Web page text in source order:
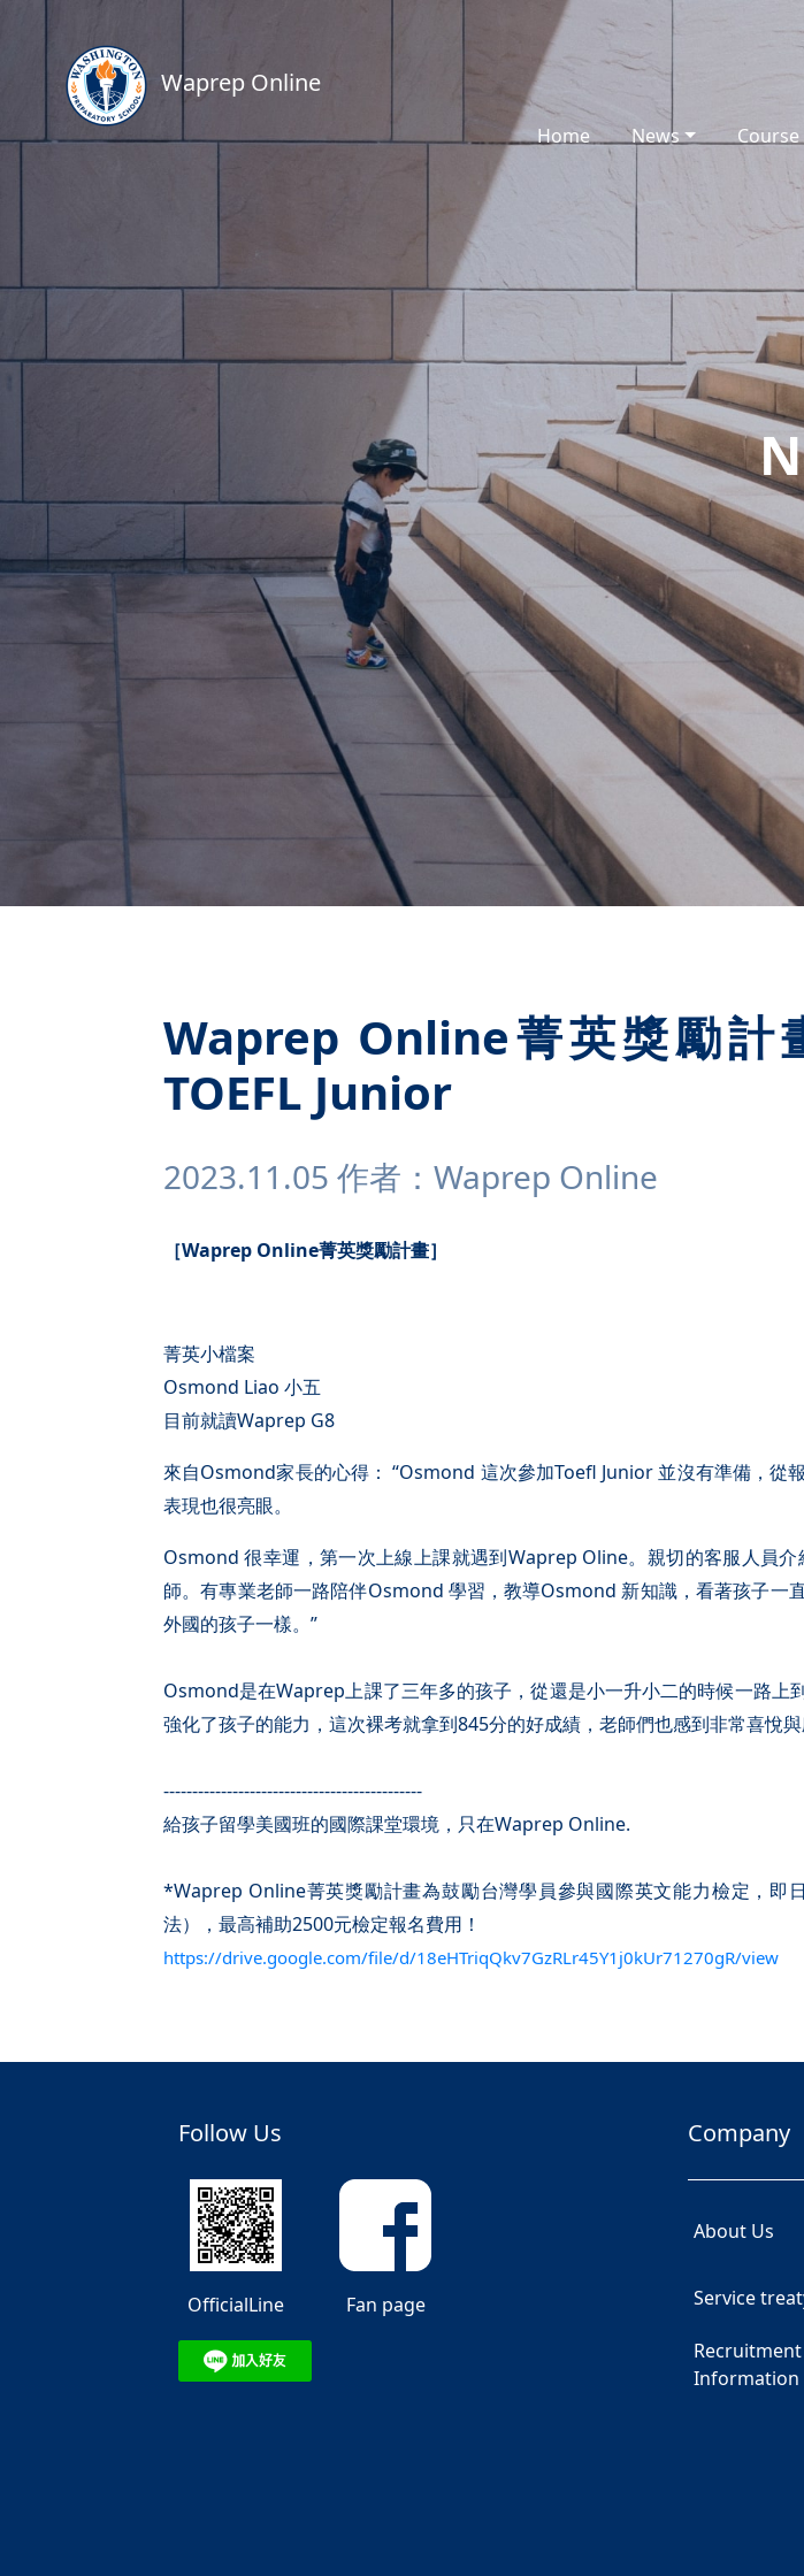
Waprep Online
Home(current)
News
Waprep Online菁英獎勵計
TOEFL Junior
2023.11.05 作者：Waprep Online
［Waprep Online菁英獎勵計畫］
菁英小檔案
Osmond Liao 小五
目前就讀Waprep G8
來自Osmond家長的心得： “Osmond 這次參加Toefl Junior 並沒有準備，從
表現也很亮眼。
Osmond 很幸運，第一次上線上課就遇到Waprep Oline。親切的客服人員
師。有專業老師一路陪伴Osmond 學習，教導Osmond 新知識，看著孩子一
外國的孩子一樣。”
Osmond是在Waprep上課了三年多的孩子，從還是小一升小二的時候一路
強化了孩子的能力，這次裸考就拿到845分的好成績，老師們也感到非常喜悅與
---------------------------------------------
給孩子留學美國班的國際課堂環境，只在Waprep Online.
*Waprep Online菁英獎勵計畫為鼓勵台灣學員參與國際英文能力檢定，即
法），最高補助2500元檢定報名費用！
https://drive.google.com/file/d/18eHTriqQkv7GzRLr45Y1j0kUr71270gR/view
Follow Us
OfficialLine Fan page
Company
About Us
Service
Recruitment
Information